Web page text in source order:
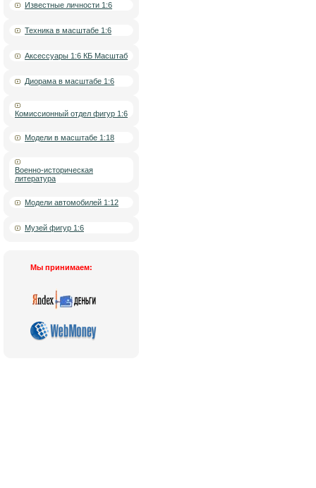
Известные личности 1:6
Техника в масштабе 1:6
Аксессуары 1:6 КБ Масштаб
Диорама в масштабе 1:6
Комиссионный отдел фигур 1:6
Модели в масштабе 1:18
Военно-историческая
литература
Модели автомобилей 1:12
Музей фигур 1:6
Мы принимаем: